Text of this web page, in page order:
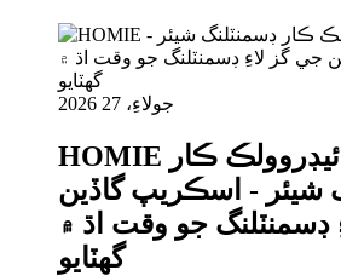
جولاءِ، 27 2026
HOMIE هائيڊروولڪ ڪار
شيئر - اسڪريپ گاڏين
ڊسمنٽلنگ جو وقت اڌ ۾
گھٽايو